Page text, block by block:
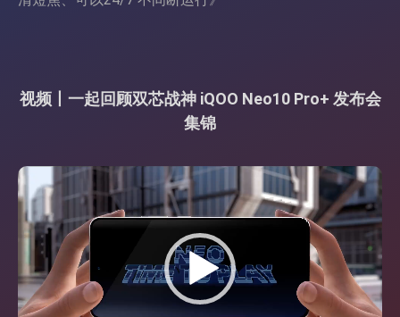
视频丨一起回顾双芯战神 iQOO Neo10 Pro+ 发布会
集锦
视
频
播
放
器